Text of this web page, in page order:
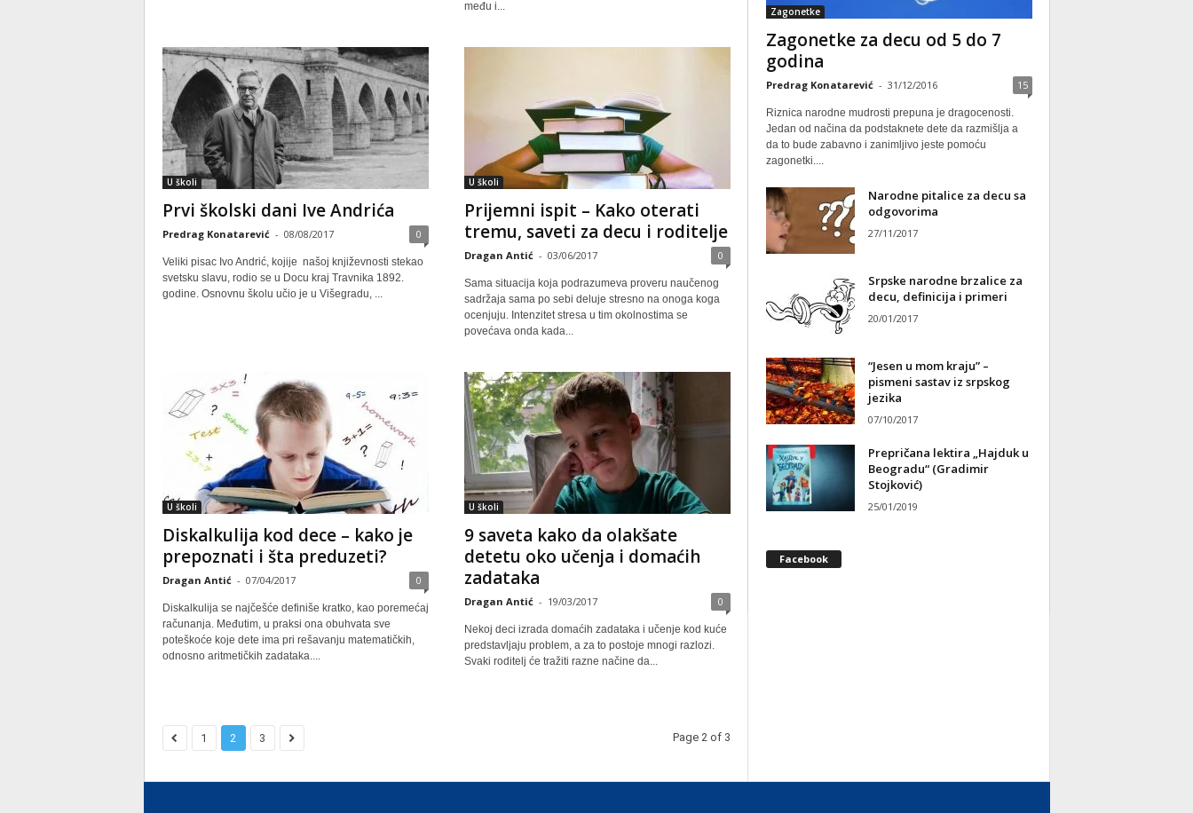
među i...
U školi
Prvi školski dani Ive Andrića
Predrag Konatarević - 08/08/2017 0
Veliki pisac Ivo Andrić, kojije našoj književnosti stekao
svetsku slavu, rodio se u Docu kraj Travnika 1892.
godine. Osnovnu školu učio je u Višegradu, ...
U školi
Prijemni ispit – Kako oterati
tremu, saveti za decu i roditelje
Dragan Antić - 03/06/2017 0
Sama situacija koja podrazumeva proveru naučenog
sadržaja sama po sebi deluje stresno na onoga koga
ocenjuju. Intenzitet stresa u tim okolnostima se
povećava onda kada...
U školi
Diskalkulija kod dece – kako je
prepoznati i šta preduzeti?
Dragan Antić - 07/04/2017 0
Diskalkulija se najčešće definiše kratko, kao poremećaj
računanja. Međutim, u praksi ona obuhvata sve
poteškoće koje dete ima pri rešavanju matematičkih,
odnosno aritmetičkih zadataka....
U školi
9 saveta kako da olakšate
detetu oko učenja i domaćih
zadataka
Dragan Antić - 19/03/2017 0
Nekoj deci izrada domaćih zadataka i učenje kod kuće
predstavljaju problem, a za to postoje mnogi razlozi.
Svaki roditelj će tražiti razne načine da...
1 2 3 Page 2 of 3
Zagonetke
Zagonetke za decu od 5 do 7
godina
Predrag Konatarević - 31/12/2016 15
Riznica narodne mudrosti prepuna je dragocenosti.
Jedan od načina da podstaknete dete da razmišlja a
da to bude zabavno i zanimljivo jeste pomoću
zagonetki....
Narodne pitalice za decu sa
odgovorima
27/11/2017
Srpske narodne brzalice za
decu, definicija i primeri
20/01/2017
“Jesen u mom kraju” –
pismeni sastav iz srpskog
jezika
07/10/2017
Prepričana lektira „Hajduk u
Beogradu“ (Gradimir
Stojković)
25/01/2019
Facebook